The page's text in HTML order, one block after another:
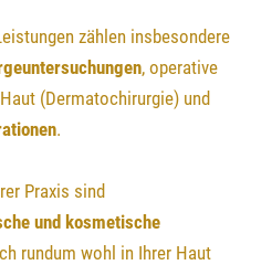
zählen insbesondere
, operative
(Dermatochirurgie) und
.
Praxis sind
und kosmetische
rundum wohl in Ihrer Haut